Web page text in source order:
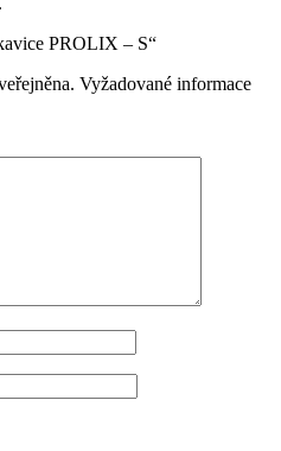
PROLIX – S“
Vyžadované informace